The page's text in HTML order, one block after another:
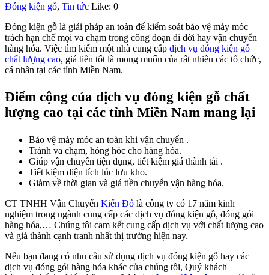
Đóng kiện gỗ, Tin tức Like: 0
Đóng kiện gỗ là giải pháp an toàn để kiểm soát bảo vệ máy móc
trách hạn chế mọi va chạm trong công đoạn di dời hay vận chuyển
hàng hóa. Việc tìm kiếm một nhà cung cấp dịch vụ đóng kiện gỗ
chất lượng cao, giá tiền tốt là mong muốn của rất nhiều các tổ chức,
cá nhân tại các tỉnh Miền Nam.
Điểm cộng của dịch vụ đóng kiện gỗ chất
lượng cao tại các tỉnh Miền Nam mang lại
Bảo vệ máy móc an toàn khi vận chuyển .
Tránh va chạm, hỏng hóc cho hàng hóa.
Giúp vận chuyển tiện dụng, tiết kiệm giá thành tải .
Tiết kiệm diện tích lúc lưu kho.
Giảm về thời gian và giá tiền chuyển vận hàng hóa.
CT TNHH Vận Chuyển Kiến Đỏ là công ty có 17 năm kinh
nghiệm trong ngành cung cấp các dịch vụ đóng kiện gỗ, đóng gói
hàng hóa,… Chúng tôi cam kết cung cấp dịch vụ với chất lượng cao
và giá thành cạnh tranh nhất thị trường hiện nay.
Nếu bạn đang có nhu cầu sử dụng dịch vụ đóng kiện gỗ hay các
dịch vụ đóng gói hàng hóa khác của chúng tôi, Quý khách